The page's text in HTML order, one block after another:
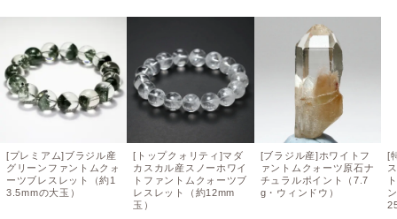
[プレミアム]ブラジル産
グリーンファントムクォ
ーツブレスレット（約1
3.5mmの大玉）
[トップクォリティ]マダ
カスカル産スノーホワイ
トファントムクォーツブ
レスレット（約12mm
玉）
[ブラジル産]ホワイトフ
ァントムクォーツ原石ナ
チュラルポイント（7.7
g・ウィンドウ）
[